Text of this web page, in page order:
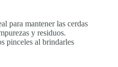
para mantener las cerdas
y residuos.
pinceles al brindarles